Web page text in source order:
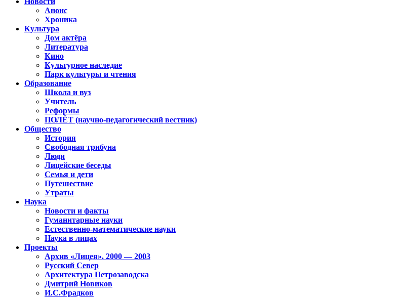
Анонс
Хроника
Культура
Дом актёра
Литература
Кино
Культурное наследие
Парк культуры и чтения
Образование
Школа и вуз
Учитель
Реформы
ПОЛЁТ (научно-педагогический вестник)
Общество
История
Свободная трибуна
Люди
Лицейские беседы
Семья и дети
Путешествие
Утраты
Наука
Новости и факты
Гуманитарные науки
Естественно-математические науки
Наука в лицах
Проекты
Архив «Лицея». 2000 — 2003
Русский Север
Архитектура Петрозаводска
Дмитрий Новиков
И.С.Фрадков